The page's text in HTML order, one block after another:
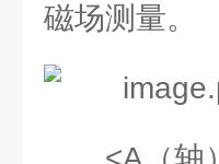
磁场测量。